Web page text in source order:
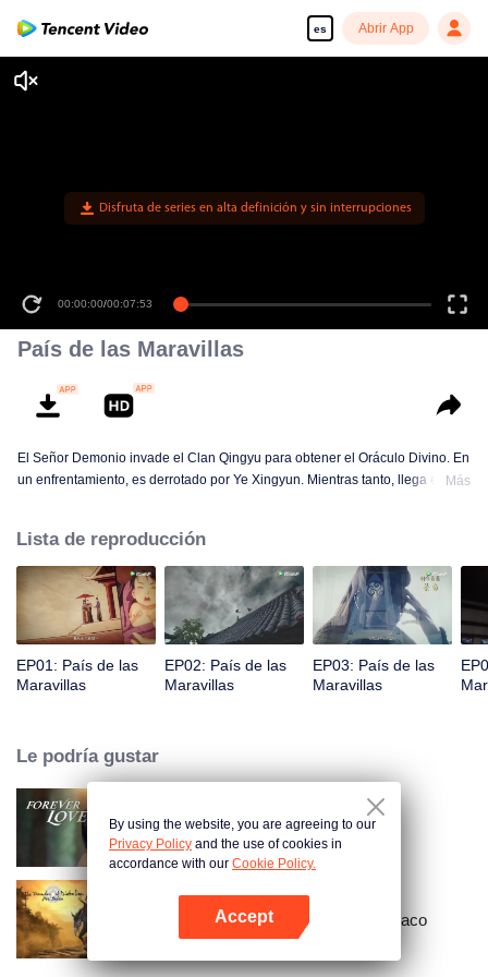
es Abrir App
Disfruta de series en alta definición y sin interrupciones
00:00:00/00:07:53
País de las Maravillas
El Señor Demonio invade el Clan Qingyu para obtener el Oráculo Divino. En
un enfrentamiento, es derrotado por Ye Xingyun. Mientras tanto, llega el
misteriosa, An Yun, y se enreda en la disputa entre el Señor Demonio y Ye
Xingyun.
Más
Lista de reproducción
EP01: País de las
Maravillas
EP02: País de las
Maravillas
EP03: País de las
Maravillas
Le podría gustar
Amor Eterno
Gran maestro del cultivo demoníaco
By using the website, you are agreeing to our
Privacy Policy and the use of cookies in
accordance with our Cookie Policy.
Accept